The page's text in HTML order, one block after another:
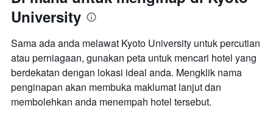
University
Sama ada anda melawat Kyoto University untuk percutian
atau perniagaan, gunakan peta untuk mencari hotel yang
berdekatan dengan lokasi ideal anda. Mengklik nama
penginapan akan membuka maklumat lanjut dan
membolehkan anda menempah hotel tersebut.